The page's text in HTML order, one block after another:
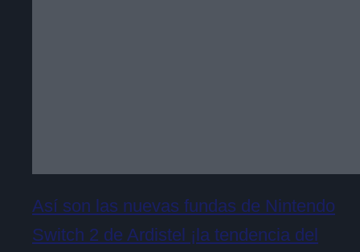
Así son las nuevas fundas de Nintendo
Switch 2 de Ardistel ¡la tendencia del